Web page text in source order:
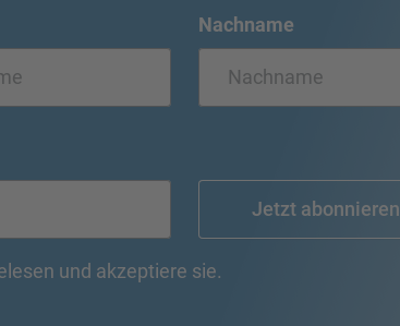
Nachname
und akzeptiere sie.
Jetzt abonnieren